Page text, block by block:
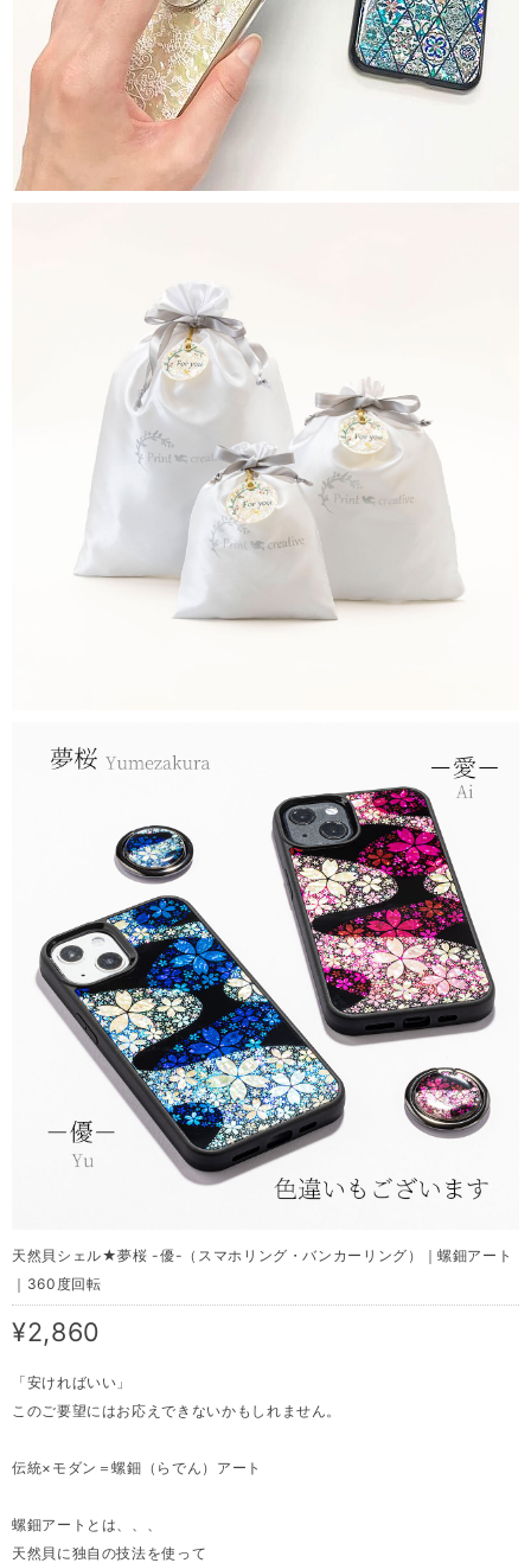
天然貝シェル★夢桜 -優-（スマホリング・バンカーリング）｜螺鈿アート
｜360度回転
¥2,860
「安ければいい」
このご要望にはお応えできないかもしれません。
伝統×モダン＝螺鈿（らでん）アート
螺鈿アートとは、、、
天然貝に独自の技法を使って